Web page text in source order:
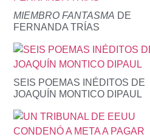
MIEMBRO FANTASMA DE
FERNANDA TRÍAS
SEIS POEMAS INÉDITOS DE
JOAQUÍN MONTICO DIPAUL